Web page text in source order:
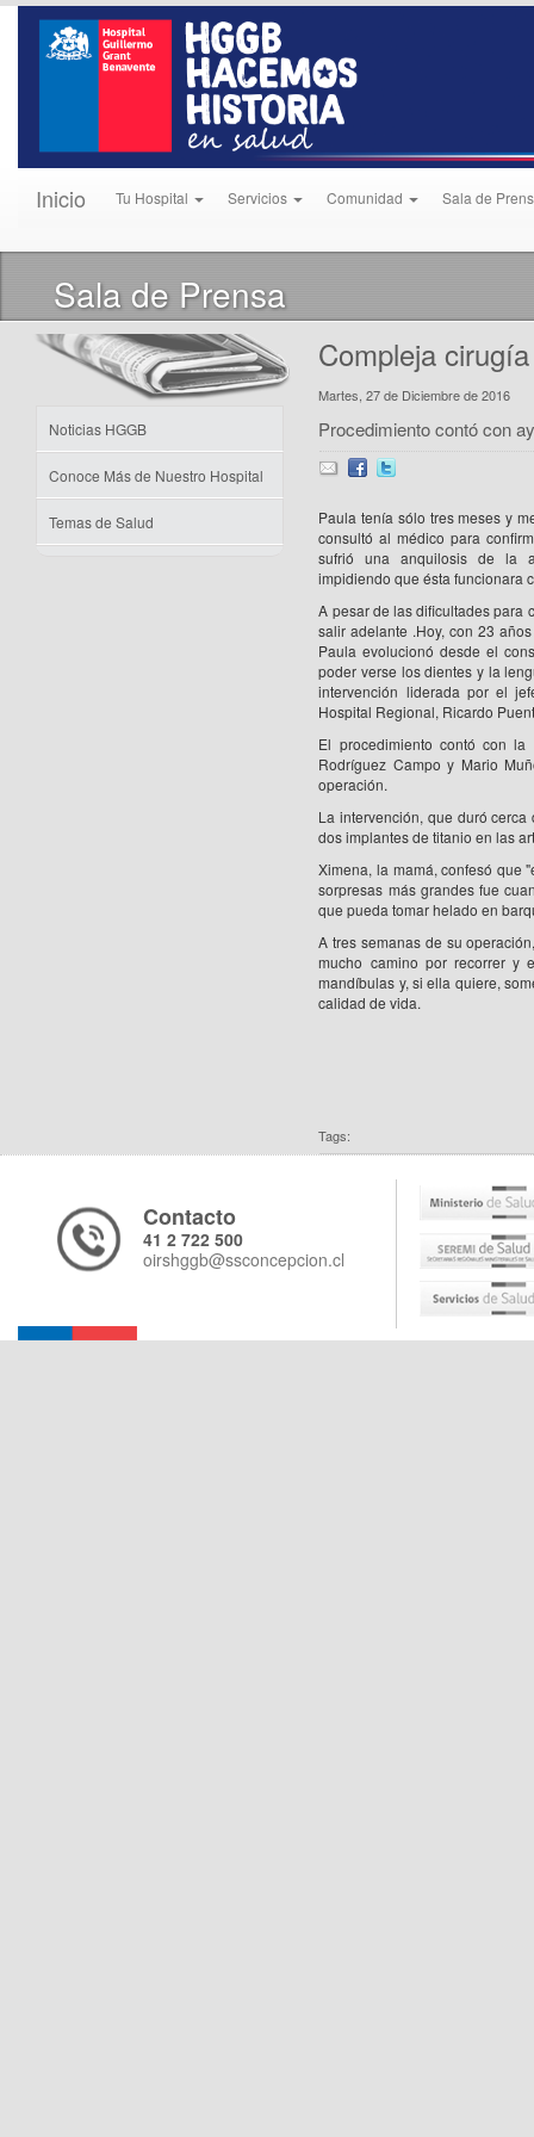
Inicio Tu Hospital Servicios Comunidad Sala de
Sala de Prensa
Noticias HGGB
Conoce Más de Nuestro Hospital
Temas de Salud
Compleja
Martes, 27 de Diciembre de 2016
Procedimiento contó con
Paula tenía sólo tres meses y
consultó al médico para
sufrió una anquilosis de la
impidiendo que ésta funcionara
A pesar de las dificultades para
salir adelante .Hoy, con 23
Paula evolucionó desde el
poder verse los dientes y la
intervención liderada por el
Hospital Regional, Ricardo
El procedimiento contó con
Rodríguez Campo y Mario
operación.
La intervención, que duró
dos implantes de titanio en las
Ximena, la mamá, confesó que
sorpresas más grandes fue
que pueda tomar helado en
A tres semanas de su
mucho camino por recorrer y
mandíbulas y, si ella quiere,
calidad de vida.
Tags:
Contacto
41 2 722 500
oirshggb@ssconcepcion.cl